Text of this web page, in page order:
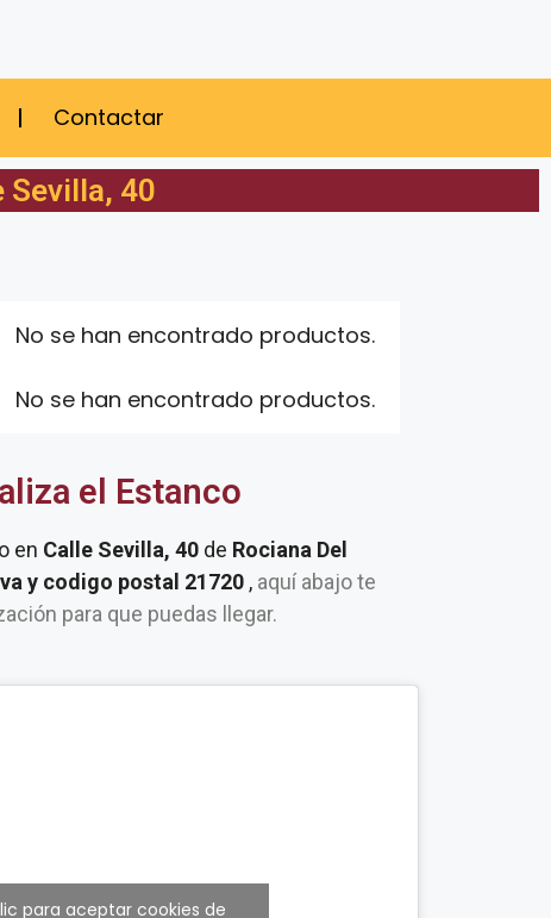
Contactar
Sevilla, 40
No se han encontrado productos.
No se han encontrado productos.
el Estanco
en Calle Sevilla, 40 de Rociana Del
y codigo postal 21720 , aquí abajo te
para que puedas llegar.
para aceptar cookies de